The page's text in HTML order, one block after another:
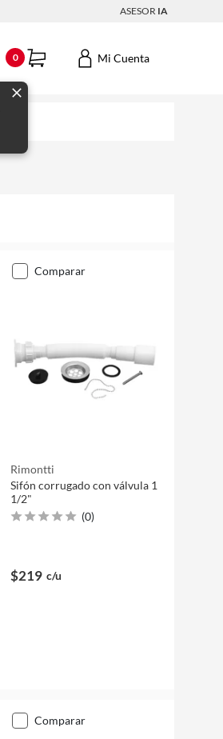
ASESOR IA
0 Mi Cuenta
comparar
Rimontti
Sifón corrugado con válvula 1
1/2"
(0)
$219 c/u
comparar